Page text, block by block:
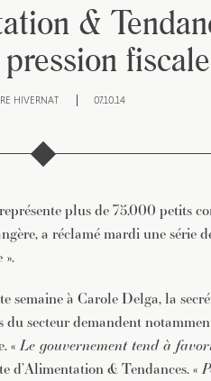
&
fiscale
HIVERNAT 07.10.14
plus de 75.000 petits
a réclamé mardi une série
à Carole Delga, la
du secteur demandent
«Le gouvernement tend à
d’Alimentation & Tendances. «